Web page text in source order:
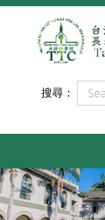
跳
搜尋：